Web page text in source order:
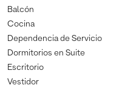
Balcón
Cocina
Dependencia de Servicio
Dormitorios en Suite
Escritorio
Vestidor